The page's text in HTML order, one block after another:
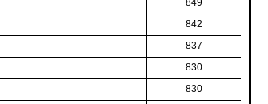
849
842
837
830
830